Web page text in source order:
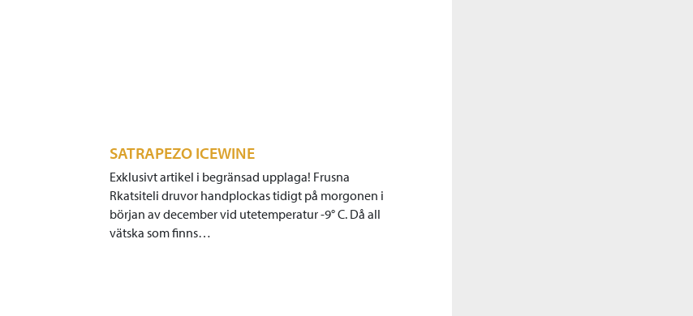
SATRAPEZO ICEWINE
Exklusivt artikel i begränsad upplaga! Frusna
Rkatsiteli druvor handplockas tidigt på morgonen i
början av december vid utetemperatur -9° C. Då all
vätska som finns…